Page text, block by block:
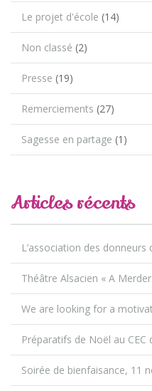
Le projet d'école (14)
Non classé (2)
Presse (19)
Remerciements (27)
Sagesse en partage (1)
Articles récents
L’association des donneurs
Théâtre Alsacien « A
We are looking for a
Préparatifs de Noël au CEC
Soirée de bienfaisance, 11